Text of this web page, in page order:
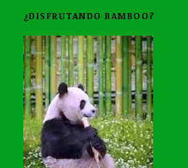
¿DISFRUTANDO BAMBOO?